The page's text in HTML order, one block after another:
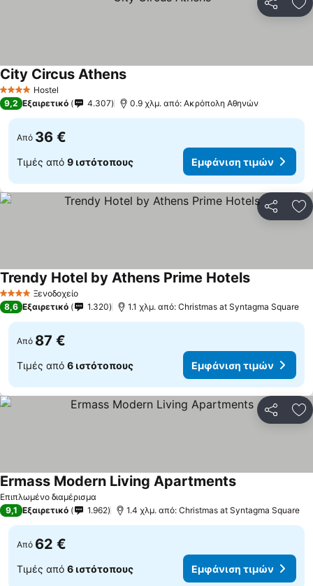
4 ΑστέριαHostel
City Circus Athens
9,2 Εξαιρετικό 4.307 0.9 χλμ. από: Ακρόπολη Αθηνών
Από 36 €
Τιμές από 9 ιστότοπους Εμφάνιση τιμών
4 ΑστέριαΞενοδοχείο
Trendy Hotel by Athens Prime Hotels
8,6 Εξαιρετικό 1.320 1.1 χλμ. από: Christmas at Syntagma Square
Από 87 €
Τιμές από 6 ιστότοπους Εμφάνιση τιμών
Επιπλωμένο διαμέρισμα
Ermass Modern Living Apartments
9,1 Εξαιρετικό 1.962 1.4 χλμ. από: Christmas at Syntagma Square
Από 62 €
Τιμές από 6 ιστότοπους Εμφάνιση τιμών